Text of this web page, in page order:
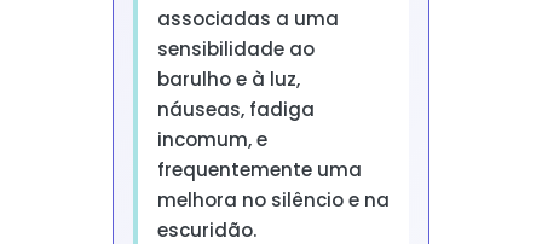
associadas a uma
sensibilidade ao
barulho e à luz,
náuseas, fadiga
incomum, e
frequentemente uma
melhora no silêncio e na
escuridão.